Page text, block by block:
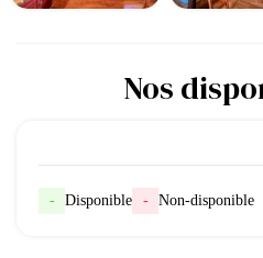
Nos
- Disponible - Non-disponible